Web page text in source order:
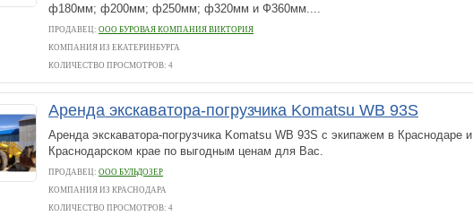
ф180мм; ф200мм; ф250мм; ф320мм и Ф360мм....
ПРОДАВЕЦ: ООО БУРОВАЯ КОМПАНИЯ ВИКТОРИЯ
КОМПАНИЯ ИЗ ЕКАТЕРИНБУРГА
КОЛИЧЕСТВО ПРОСМОТРОВ: 4
Аренда экскаватора-погрузчика Komatsu WB 93S
Аренда экскаватора-погрузчика Komatsu WB 93S с экипажем в Краснодаре и
Краснодарском крае по выгодным ценам для Вас.
ПРОДАВЕЦ: ООО БУЛЬДОЗЕР
КОМПАНИЯ ИЗ КРАСНОДАРА
КОЛИЧЕСТВО ПРОСМОТРОВ: 4